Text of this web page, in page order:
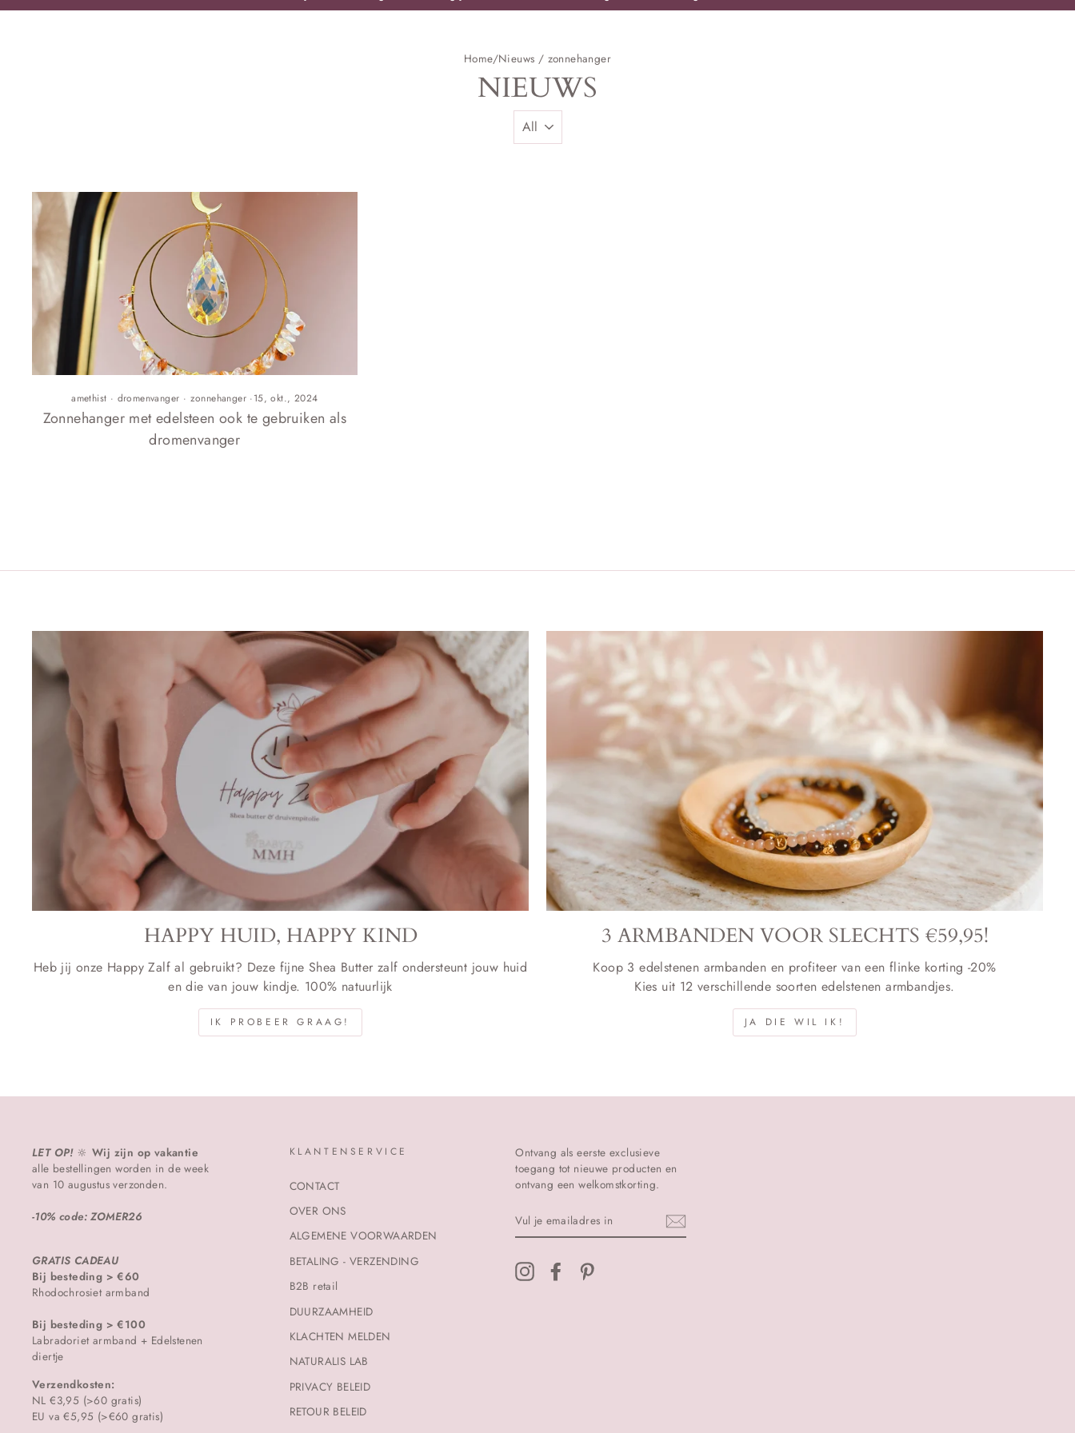
Home/Nieuws / zonnehanger
NIEUWS
amethist · dromenvanger · zonnehanger ·15, okt., 2024
Zonnehanger met edelsteen ook te gebruiken als
dromenvanger
HAPPY HUID, HAPPY KIND
Heb jij onze Happy Zalf al gebruikt? Deze fijne Shea Butter zalf ondersteunt jouw huid
en die van jouw kindje. 100% natuurlijk
IK PROBEER GRAAG!
3 ARMBANDEN VOOR SLECHTS €59,95!
Koop 3 edelstenen armbanden en profiteer van een flinke korting -20%
Kies uit 12 verschillende soorten edelstenen armbandjes.
JA DIE WIL IK!
LET OP! 🔆Wij zijn op vakantie
alle bestellingen worden in de week
van 10 augustus verzonden.
-10% code: ZOMER26
GRATIS CADEAU
Bij besteding > €60
Rhodochrosiet armband
Bij besteding > €100
Labradoriet armband + Edelstenen
diertje
Verzendkosten:
NL €3,95 (>60 gratis)
EU va €5,95 (>€60 gratis)
KLANTENSERVICE
CONTACT
OVER ONS
ALGEMENE VOORWAARDEN
BETALING - VERZENDING
B2B retail
DUURZAAMHEID
KLACHTEN MELDEN
NATURALIS LAB
PRIVACY BELEID
RETOUR BELEID
Ontvang als eerste exclusieve
toegang tot nieuwe producten en
ontvang een welkomstkorting.
JE
EMAILADRES
InstagramFacebook
WIJ ZIJN OP VAKANTIE 🔆
Plaats je een bestelling?
Dan wordt deze in de week van 10 augustus verzonden!
-10% korting code: ZOMER26
"Sluiten